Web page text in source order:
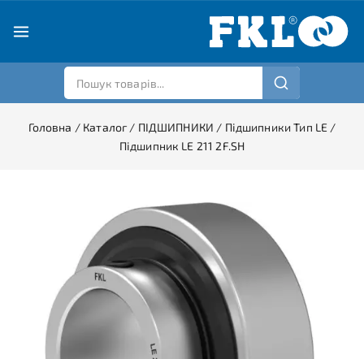
Головна / Каталог / ПІДШИПНИКИ / Підшипники Тип LE /
Підшипник LE 211 2F.SH